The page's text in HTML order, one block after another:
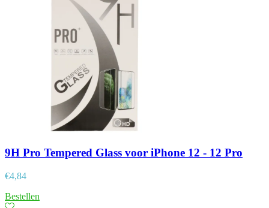
9H Pro Tempered Glass voor iPhone 12 - 12 Pro
€4,84
Bestellen